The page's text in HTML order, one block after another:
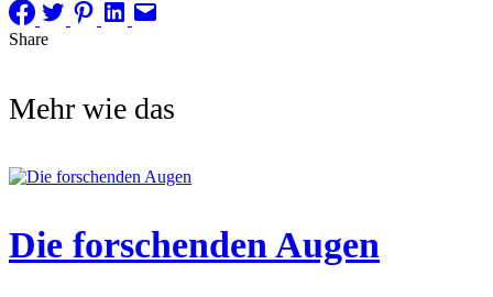
Share
Mehr wie das
Die forschenden Augen